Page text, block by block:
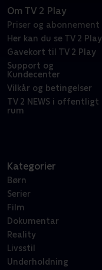
Om TV 2 Play
Priser og abonnement
Her kan du se TV 2 Play
Gavekort til TV 2 Play
Support og
Kundecenter
Vilkår og betingelser
TV 2 NEWS i offentligt
rum
Kategorier
Børn
Serier
Film
Dokumentar
Reality
Livsstil
Underholdning